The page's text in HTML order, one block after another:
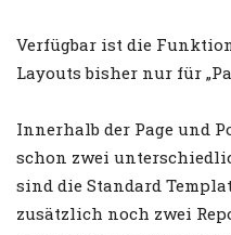
Verfügbar ist die
Layouts bisher nur für
Innerhalb der Page und
schon zwei
sind die Standard
zusätzlich noch zwei